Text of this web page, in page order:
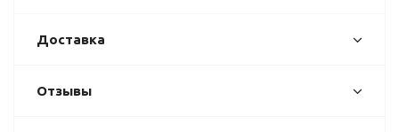
Доставка
Отзывы